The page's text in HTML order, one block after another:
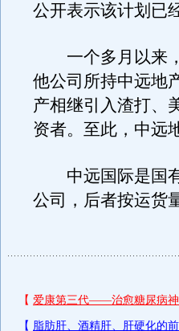
公开表示该计划已
一个多月以来，
他公司所持中远地
产相继引入渣打、
资者。至此，中远
中远国际是国有
公司，后者按运货